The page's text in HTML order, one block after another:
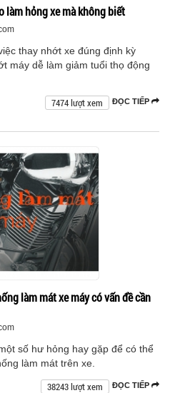
làm hỏng xe mà không biết
thay nhớt xe đúng định kỳ
máy dễ làm giảm tuổi thọ động
ĐỌC TIẾP
7474 lượt xem
làm mát xe máy có vấn đề cần
số hư hỏng hay gặp để có thể
làm mát trên xe.
ĐỌC TIẾP
38243 lượt xem